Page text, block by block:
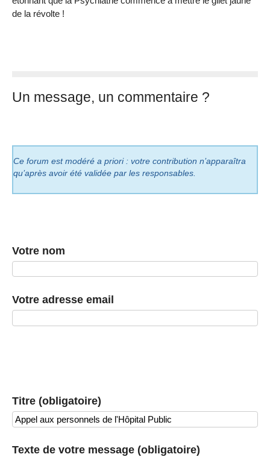
de la révolte !
Un message, un commentaire ?
Ce forum est modéré a priori : votre contribution n’apparaîtra
qu’après avoir été validée par les responsables.
Votre nom
Votre adresse email
Titre (obligatoire)
Texte de votre message (obligatoire)